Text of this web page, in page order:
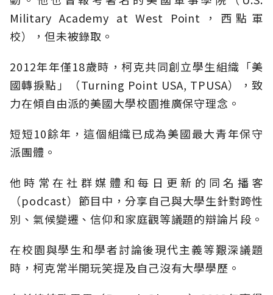
Military Academy at West Point，西點軍
校），但未被錄取。
2012年年僅18歲時，柯克共同創立學生組織「美
國轉捩點」（Turning Point USA, TPUSA），致
力在傾自由派的美國大學校園推廣保守理念。
短短10餘年，這個組織已成為美國最大青年保守
派團體。
他時常在社群媒體和每日更新的同名播客
（podcast）節目中，分享自己與大學生針對跨性
別、氣候變遷、信仰和家庭觀等議題的辯論片段。
在校園與學生和學者討論後現代主義等艱深議題
時，柯克常半開玩笑提及自己沒有大學學歷。